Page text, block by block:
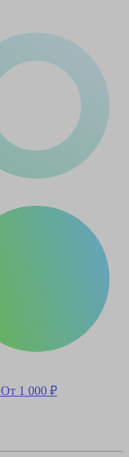
От 1 000 ₽